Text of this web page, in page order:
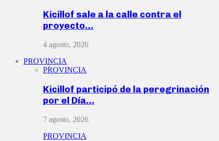
Kicillof sale a la calle contra el
proyecto…
4 agosto, 2026
PROVINCIA
PROVINCIA
Kicillof participó de la peregrinación
por el Día…
7 agosto, 2026
PROVINCIA